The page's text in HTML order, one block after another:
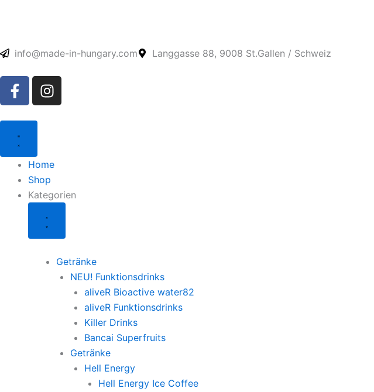
info@made-in-hungary.com
Langgasse 88, 9008 St.Gallen / Schweiz
F
a
e
b
o
o
k
-
I
n
r
a
m
Home
Shop
Kategorien
Getränke
NEU! Funktionsdrinks
aliveR Bioactive water82
aliveR Funktionsdrinks
Killer Drinks
Bancai Superfruits
Getränke
Hell Energy
Hell Energy Ice Coffee